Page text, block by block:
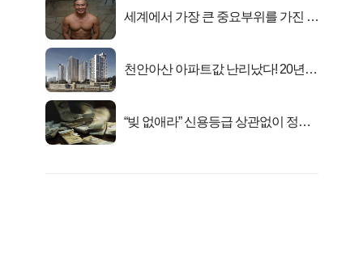
세계에서 가장 큰 중요부위를 가진 남
천안아산 아파트값 난리났다! 20년
“빚 없애라” 신용등급 상관없이 정부